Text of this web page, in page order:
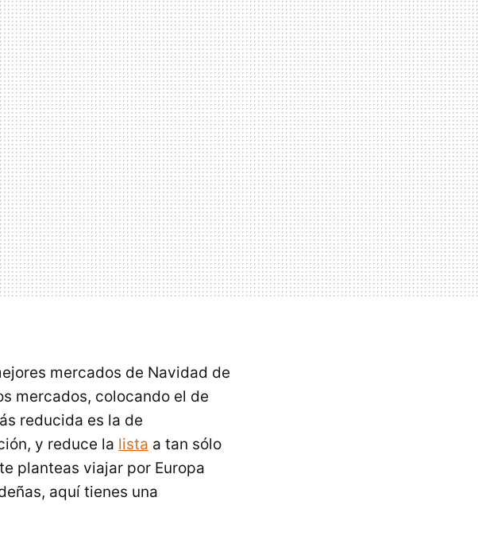
mercados de Navidad de
mercados, colocando el de
reducida es la de
y reduce la lista a tan sólo
planteas viajar por Europa
aquí tienes una